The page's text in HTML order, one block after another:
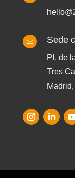
 Sede
Pl. de
Tres